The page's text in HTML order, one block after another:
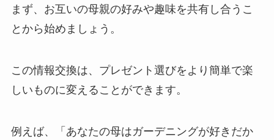
まず、お互いの母親の好みや趣味を共有し合うこ
とから始めましょう。
この情報交換は、プレゼント選びをより簡単で楽
しいものに変えることができます。
例えば、「あなたの母はガーデニングが好きだか